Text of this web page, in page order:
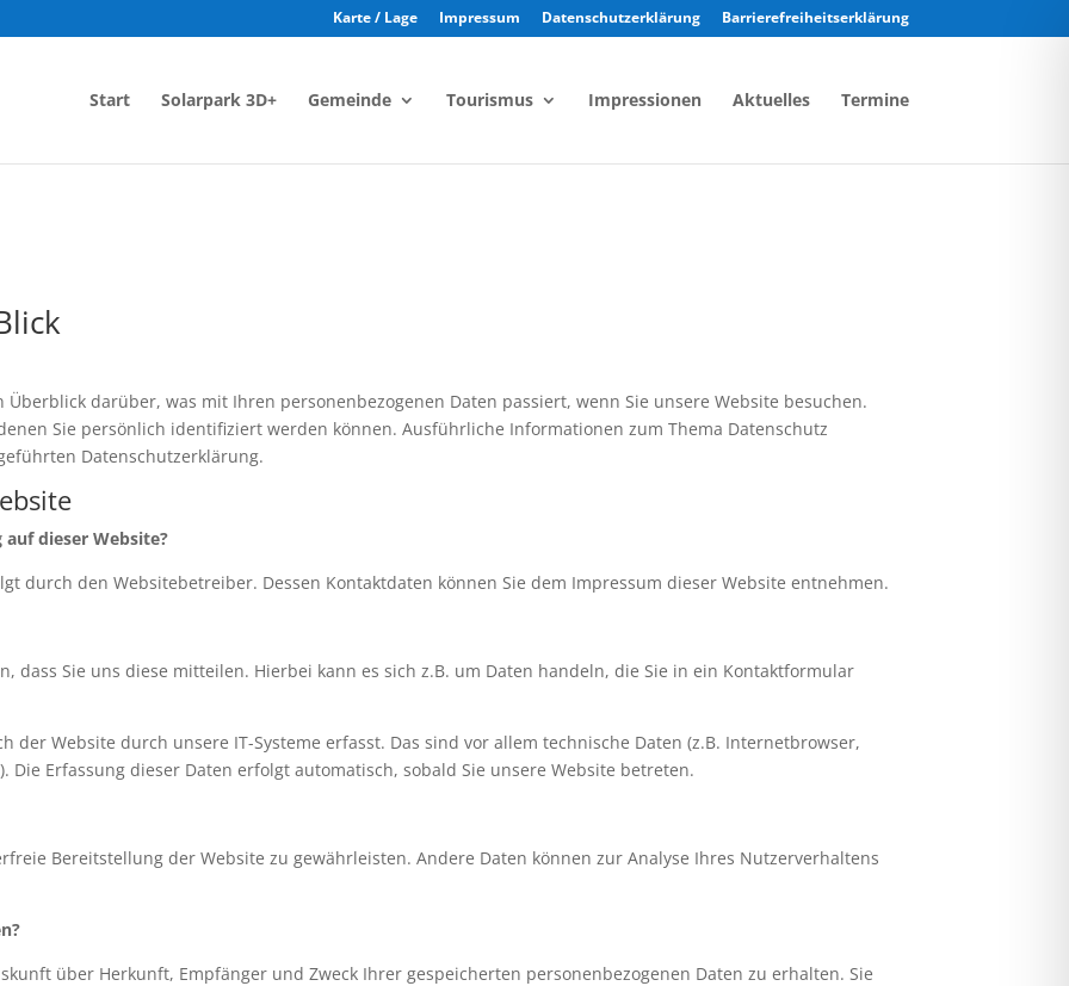
Karte / Lage Impressum Datenschutzerklärung Barrierefreiheitserklärung
Start Solarpark 3D+ Gemeinde Tourismus Impressionen Aktuelles Termine
darüber, was mit Ihren personenbezogenen Daten passiert, wenn Sie unsere Website besuchen.
Sie persönlich identifiziert werden können. Ausführliche Informationen zum Thema Datenschutz
Datenschutzerklärung.
dieser Website?
durch den Websitebetreiber. Dessen Kontaktdaten können Sie dem Impressum dieser Website entnehmen.
dass Sie uns diese mitteilen. Hierbei kann es sich z.B. um Daten handeln, die Sie in ein Kontaktformular
der Website durch unsere IT-Systeme erfasst. Das sind vor allem technische Daten (z.B. Internetbrowser,
Die Erfassung dieser Daten erfolgt automatisch, sobald Sie unsere Website betreten.
Bereitstellung der Website zu gewährleisten. Andere Daten können zur Analyse Ihres Nutzerverhaltens
über Herkunft, Empfänger und Zweck Ihrer gespeicherten personenbezogenen Daten zu erhalten. Sie